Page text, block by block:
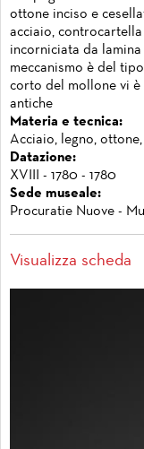
ottone inciso e
acciaio,
incorniciata da
meccanismo è del
corto del mollone vi è
antiche
Materia e tecnica:
Acciaio, legno,
Datazione:
XVIII - 1780 - 1780
Sede museale:
Procuratie Nuove -
Visualizza scheda